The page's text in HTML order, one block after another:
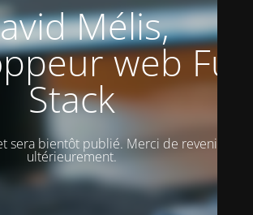
Mélis,
web Full
Stack
sera bientôt publié. Merci de revenir
ultérieurement.